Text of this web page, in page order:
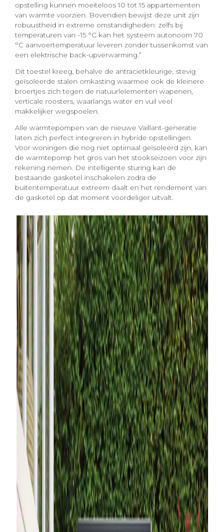
opstelling kunnen moeiteloos 10 tot 15 appartementen
van warmte voorzien. Bovendien bewijst deze unit zijn
robuustheid in extreme omstandigheden: zelfs bij
temperaturen van -15 °C kan het systeem autonoom 70
°C aanvoertemperatuur leveren zonder tussenkomst van
een elektrische back-upverwarming.”
Dit toestel kreeg, behalve de antracietkleurige, stevig
geïsoleerde stalen omkasting waarmee ook de kleinere
broertjes zich tegen de natuurlelementen wapenen,
verticale roosters, waarlangs water en vuil veel
makkelijker wegspoelen.
Alle warmtepompen van de nieuwe Vaillant-generatie
laten zich perfect integreren in hybride opstellingen.
Voor woningen die nog niet optimaal geïsoleerd zijn, kan
de warmtepomp het gros van het stookseizoen voor zijn
rekening nemen. De intelligente sturing kan de
bestaande gasketel inschakelen zodra de
buitentemperatuur extreem daalt en het rendement van
de gasketel op dat moment voordeliger uitvalt.